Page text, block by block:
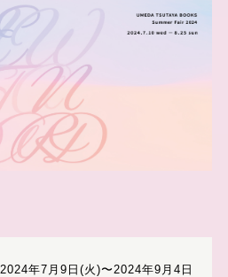
2024年7月9日(火)〜2024年9月4日